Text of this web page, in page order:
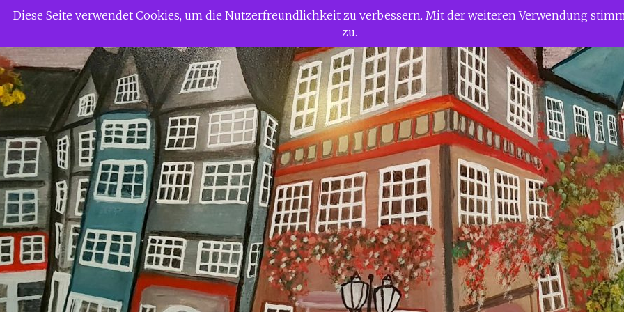
ZumSiggi Gerdaus Welt
Diese Seite verwendet Cookies, um die Nutzerfreundlichkeit zu verbessern. Mit der weiteren Verwendung
zu.